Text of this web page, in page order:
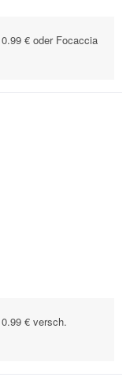
€ oder Focaccia
€ versch.